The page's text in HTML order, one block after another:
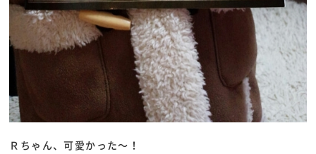
Ｒちゃん、可愛かった～！